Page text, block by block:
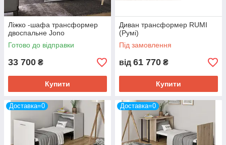
Ліжко -шафа трансформер
двоспальне Jono
Готово до відправки
33 700 ₴
Купити
Диван трансформер RUMI
(Румі)
Під замовлення
від 61 770 ₴
Купити
Доставка=0 Доставка=0